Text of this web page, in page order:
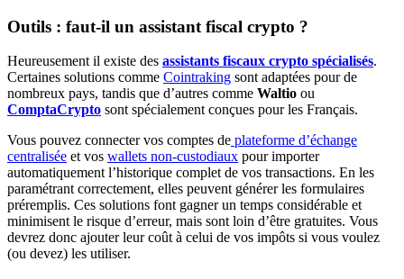
Outils : faut-il un assistant fiscal crypto ?
Heureusement il existe des assistants fiscaux crypto spécialisés.
Certaines solutions comme Cointraking sont adaptées pour de
nombreux pays, tandis que d’autres comme Waltio ou
ComptaCrypto sont spécialement conçues pour les Français.
Vous pouvez connecter vos comptes de plateforme d’échange
centralisée et vos wallets non-custodiaux pour importer
automatiquement l’historique complet de vos transactions. En les
paramétrant correctement, elles peuvent générer les formulaires
préremplis. Ces solutions font gagner un temps considérable et
minimisent le risque d’erreur, mais sont loin d’être gratuites. Vous
devrez donc ajouter leur coût à celui de vos impôts si vous voulez
(ou devez) les utiliser.